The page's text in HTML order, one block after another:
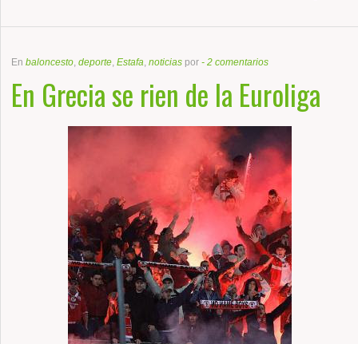
Enbaloncesto,deporte,Estafa,noticias por- 2 comentarios
En Grecia se rien de la Euroliga